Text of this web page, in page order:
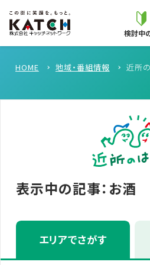
検討中
HOME 地域・番組情報 近所
表示中の記事：お酒
エリアでさがす